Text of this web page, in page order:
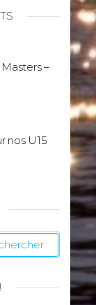
–
nos U15